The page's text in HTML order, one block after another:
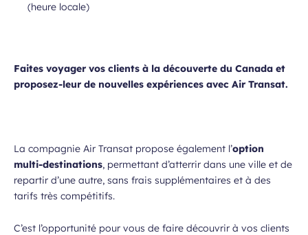
(heure locale)
Faites voyager vos clients à la découverte du Canada et
proposez-leur de nouvelles expériences avec Air Transat.
La compagnie Air Transat propose également l’option
multi-destinations, permettant d’atterrir dans une ville et de
repartir d’une autre, sans frais supplémentaires et à des
tarifs très compétitifs.
C’est l’opportunité pour vous de faire découvrir à vos clients